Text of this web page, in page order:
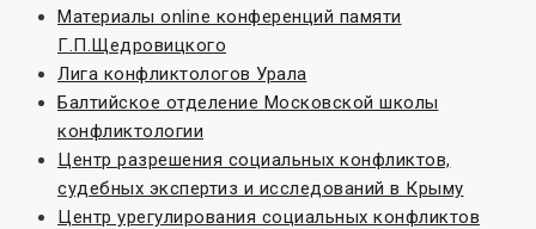
Материалы online конференций памяти
Г.П.Щедровицкого
Лига конфликтологов Урала
Балтийское отделение Московской школы
конфликтологии
Центр разрешения социальных конфликтов,
судебных экспертиз и исследований в Крыму
Центр урегулирования социальных конфликтов